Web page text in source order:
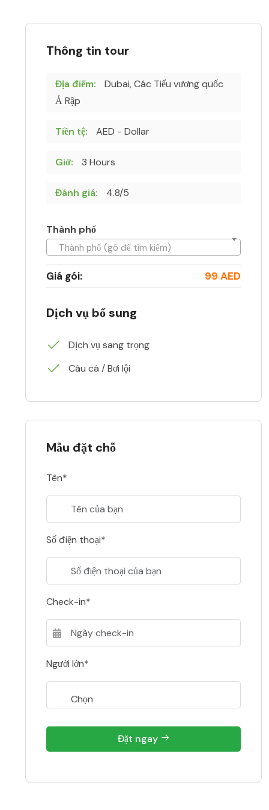
Thông tin tour
Địa điểm:
Dubai, Các Tiểu vương quốc
Ả Rập
Tiền tệ: AED - Dollar
Giờ: 3 Hours
Đánh giá: 4.8/5
Thành phố
Thành phố (gõ để tìm kiếm)
Giá gói: 99 AED
Dịch vụ bổ sung
Dịch vụ sang trọng
Câu cá / Bơi lội
Mẫu đặt chỗ
Tên*
Số điện thoại*
Check-in*
Người lớn*
Đặt ngay